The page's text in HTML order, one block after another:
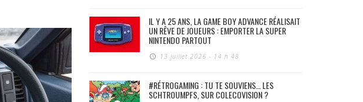
IL Y A 25 ANS, LA GAME BOY ADVANCE RÉALISAIT
UN RÊVE DE JOUEURS : EMPORTER LA SUPER
NINTENDO PARTOUT
13 juillet 2026 - 14 h 48
#RÉTROGAMING : TU TE SOUVIENS… LES
SCHTROUMPFS, SUR COLECOVISION ?